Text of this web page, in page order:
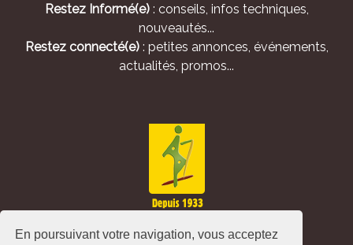
En poursuivant votre navigation, vous acceptez
Restez Informé(e): conseils, infos techniques,
nouveautés...
Restez connecté(e): petites annonces, événements,
actualités, promos...